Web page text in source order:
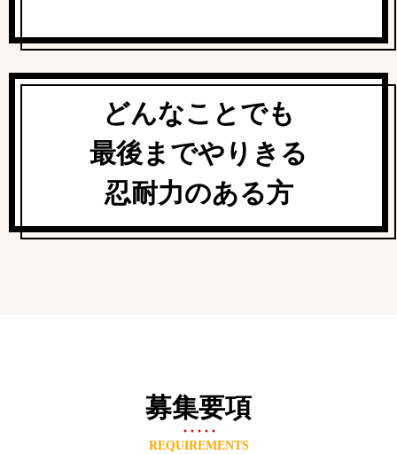
どんなことでも
最後までやりきる
忍耐力のある方
募集要項
REQUIREMENTS